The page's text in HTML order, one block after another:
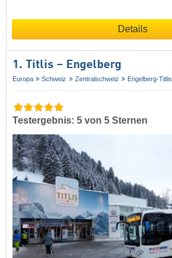
Details
1. Titlis – Engelberg
Europa Schweiz Zentralschweiz Engelberg-Titlis
Testergebnis: 5 von 5 Sternen